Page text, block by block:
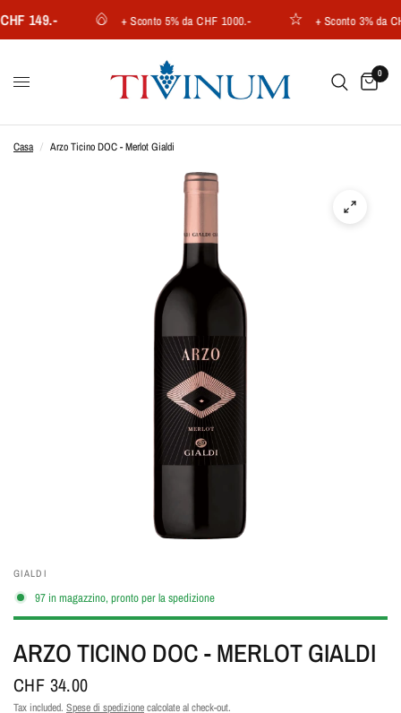
149.- + Sconto 5% da CHF 1000.- + Sconto 3% da
0
Casa / Arzo Ticino DOC - Merlot Gialdi
GIALDI
97 in magazzino, pronto per la spedizione
ARZO TICINO DOC - MERLOT GIALDI
CHF 34.00
Tax included. Spese di spedizionecalcolate al check-out.